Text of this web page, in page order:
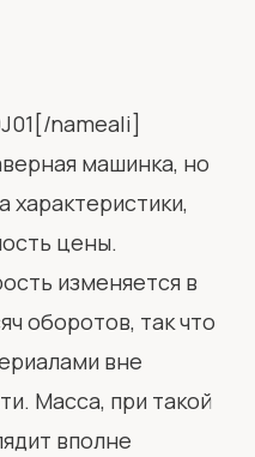
nameali]
машинка, но
характеристики,
цены.
изменяется в
оборотов, так что
вне
Масса, при такой
вполне